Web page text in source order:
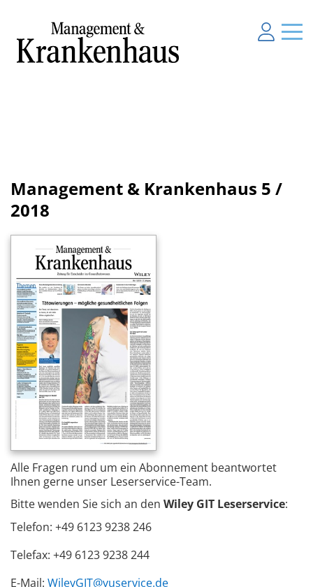
Management & Krankenhaus 5 /
2018
Alle Fragen rund um ein Abonnement beantwortet
Ihnen gerne unser Leserservice-Team.
Bitte wenden Sie sich an den Wiley GIT Leserservice:
Telefon: +49 6123 9238 246
Telefax: +49 6123 9238 244
E-Mail: WileyGIT@vuservice.de